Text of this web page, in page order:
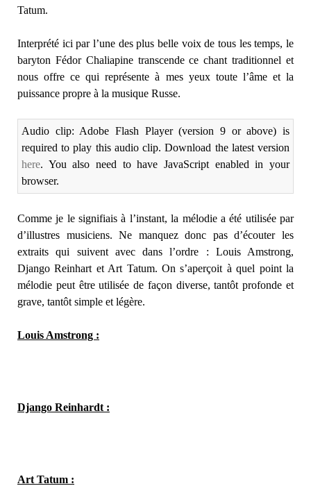
Tatum.
Interprété ici par l’une des plus belle voix de tous les temps, le
baryton Fédor Chaliapine transcende ce chant traditionnel et
nous offre ce qui représente à mes yeux toute l’âme et la
puissance propre à la musique Russe.
Audio clip: Adobe Flash Player (version 9 or above) is
required to play this audio clip. Download the latest version
here. You also need to have JavaScript enabled in your
browser.
Comme je le signifiais à l’instant, la mélodie a été utilisée par
d’illustres musiciens. Ne manquez donc pas d’écouter les
extraits qui suivent avec dans l’ordre : Louis Amstrong,
Django Reinhart et Art Tatum. On s’aperçoit à quel point la
mélodie peut être utilisée de façon diverse, tantôt profonde et
grave, tantôt simple et légère.
Louis Amstrong :
Django Reinhardt :
Art Tatum :